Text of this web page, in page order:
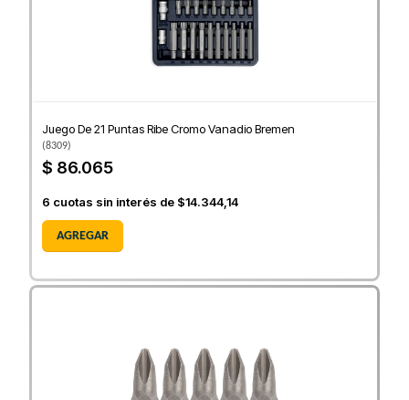
Juego De 21 Puntas Ribe Cromo Vanadio Bremen
(8309)
$ 86.065
6 cuotas sin interés de $14.344,14
AGREGAR